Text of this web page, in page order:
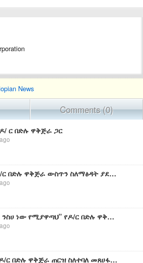
News
Comments (0)
ር በድሉ ዋቅጅራ ጋር
#etv ዶ/ር በድሉ ዋቅጅራ ውስጥን ስለማፅዳት ያደረጉት ንግግር
“እመነኝ ንስሀ ነው የሚያዋጣህ” የዶ/ር በድሉ ዋቅጅራ ግጥም በምንተስኖት ግዛው #ፋና ላምሮት
#etv ከዶ/ር በድሉ ዋቅጅራ ጠርዝ ስለተባለ መጸሀፋቸዉ በ fm addis 97.1 ላይ መስንብቻ ፕሮግራምችን ያደረጉት ቆይታ